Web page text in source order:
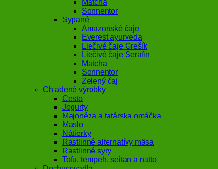
Matcha
Sonnentor
Sypané
Amazonské čaje
Everest ayurveda
Liečivé čaje Grešík
Liečivé čaje Serafín
Matcha
Sonnentor
Zelený čaj
Chladené výrobky
Cesto
Jogurty
Majonéza a tatárska omáčka
Maslo
Nátierky
Rastlinné alternatívy mäsa
Rastlinné syry
Tofu, tempeh, seitan a natto